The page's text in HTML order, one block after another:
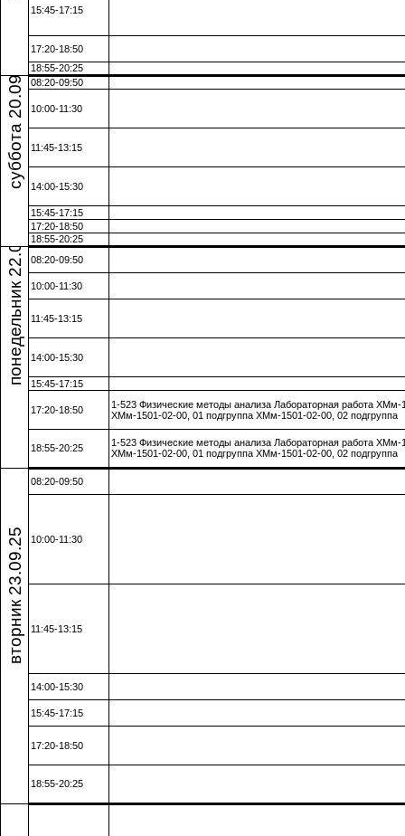
15:45-17:15
17:20-18:50
18:55-20:25
суббота 20.09.25 08:20-09:50
10:00-11:30
11:45-13:15
14:00-15:30
15:45-17:15
17:20-18:50
18:55-20:25
понедельник 22.09.25 08:20-09:50
10:00-11:30
11:45-13:15
14:00-15:30
15:45-17:15
17:20-18:50
1-523 Физические методы анализа Лабораторная работа ХМм-
ХМм-1501-02-00, 01 подгруппа ХМм-1501-02-00, 02 подгруппа
18:55-20:25
1-523 Физические методы анализа Лабораторная работа ХМм-
ХМм-1501-02-00, 01 подгруппа ХМм-1501-02-00, 02 подгруппа
вторник 23.09.25
08:20-09:50
10:00-11:30
11:45-13:15
14:00-15:30
15:45-17:15
17:20-18:50
18:55-20:25